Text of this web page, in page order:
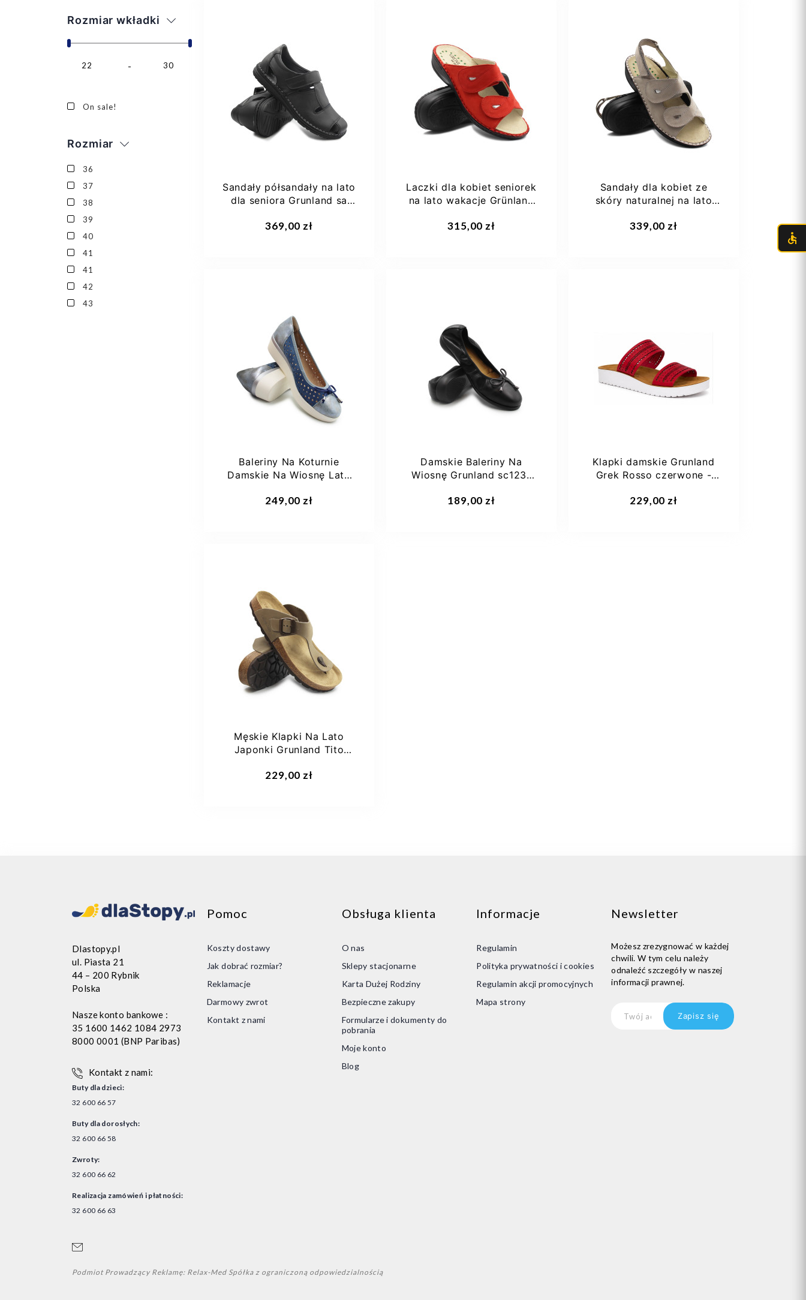
Rozmiar wkładki
22 30
On sale!
Rozmiar
36
37
38
39
40
41
41
42
43
37 36 37 39 40
Sandały półsandały na lato
dla seniora Grunland sa
369,00 zł
43
Laczki dla kobiet seniorek
na lato wakacje Grünland
315,00 zł
37 38
40
+1
Sandały dla kobiet ze
skóry naturalnej na lato
339,00 zł
38
Baleriny Na Koturnie
Damskie Na Wiosnę Lato
249,00 zł
36 40
Damskie Baleriny Na
Wiosnę Grunland sc1231
189,00 zł
Klapki damskie Grunland
Grek Rosso czerwone -
229,00 zł
Męskie Klapki Na Lato
Japonki Grunland Tito
229,00 zł
Dlastopy.pl
ul. Piasta 21
44 – 200 Rybnik
Polska
Nasze konto bankowe :
35 1600 1462 1084 2973
8000 0001 (BNP Paribas)
Kontakt z nami:
Buty dla dzieci:
32 600 66 57
Buty dla dorosłych:
32 600 66 58
Zwroty:
32 600 66 62
Realizacja zamówień i płatności:
32 600 66 63
Pomoc
Koszty dostawy
Jak dobrać rozmiar?
Reklamacje
Darmowy zwrot
Kontakt z nami
Obsługa klienta
O nas
Sklepy stacjonarne
Karta Dużej Rodziny
Bezpieczne zakupy
Formularze i dokumenty do
pobrania
Moje konto
Blog
Informacje
Regulamin
Polityka prywatności i cookies
Regulamin akcji promocyjnych
Mapa strony
Newsletter
Możesz zrezygnować w każdej
chwili. W tym celu należy
odnaleźć szczegóły w naszej
informacji prawnej.
Podmiot Prowadzący Reklamę: Relax-Med Spółka z ograniczoną odpowiedzialnością